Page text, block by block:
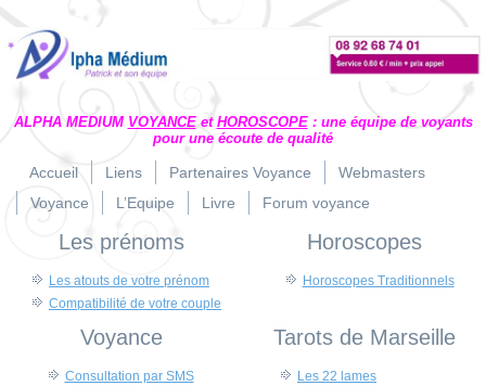
ALPHA MEDIUM VOYANCEet HOROSCOPE: une équipe de voyants
pour une écoute de qualité
Accueil Liens Partenaires Voyance
Webmasters
Voyance
L’Equipe Livre Forum voyance
Les prénoms
Les atouts de votre prénom
Compatibilité de votre couple
Horoscopes
Horoscopes Traditionnels
Voyance
Consultation par SMS
Tarots de Marseille
Les 22 lames